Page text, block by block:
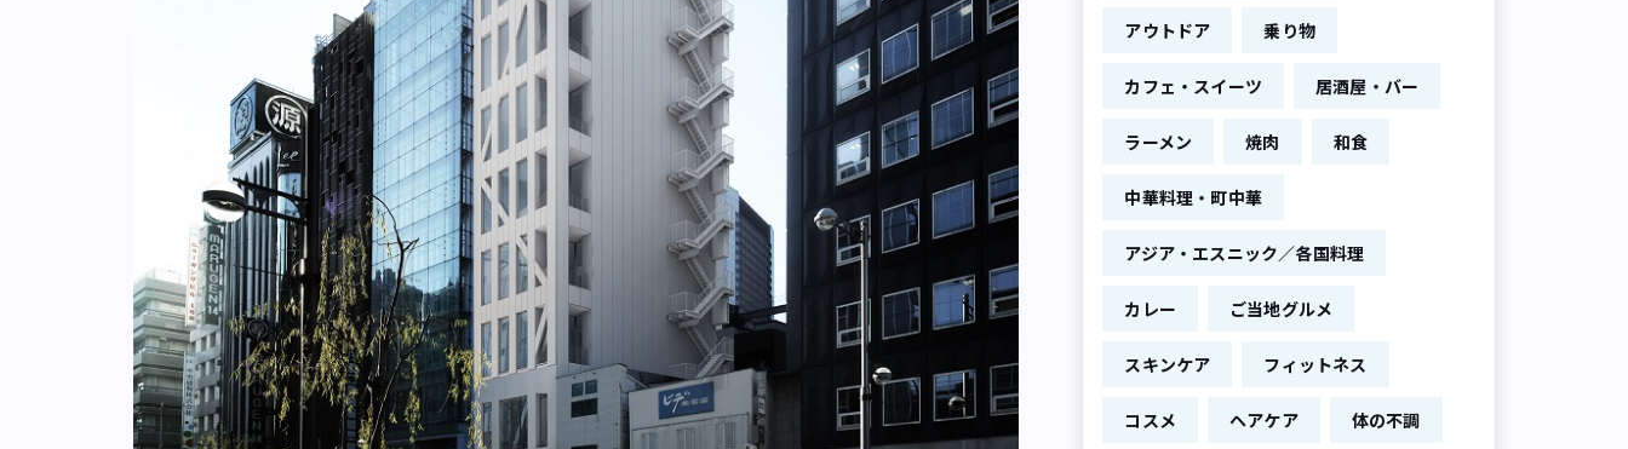
アウトドア 乗り物
カフェ・スイーツ 居酒屋・バー
ラーメン 焼肉 和食
中華料理・町中華
アジア・エスニック／各国料理
カレー ご当地グルメ
スキンケア フィットネス
コスメ ヘアケア 体の不調